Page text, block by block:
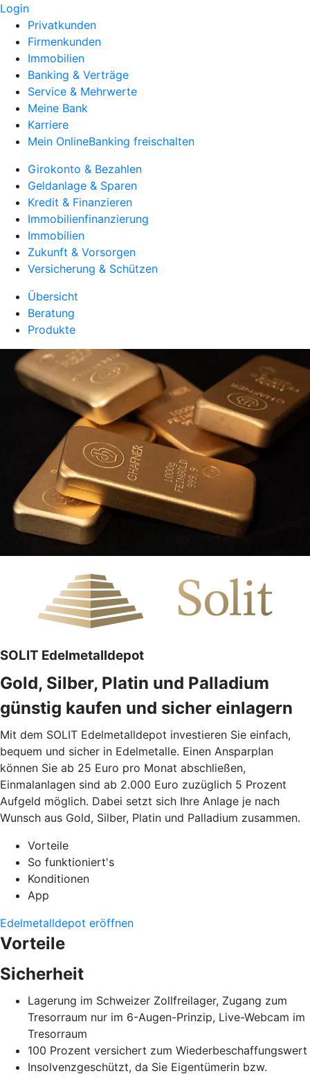
Login
Privatkunden
Firmenkunden
Immobilien
Banking & Verträge
Service & Mehrwerte
Meine Bank
Karriere
Mein OnlineBanking freischalten
Girokonto & Bezahlen
Geldanlage & Sparen
Kredit & Finanzieren
Immobilienfinanzierung
Immobilien
Zukunft & Vorsorgen
Versicherung & Schützen
Übersicht
Beratung
Produkte
SOLIT Edelmetalldepot
Gold, Silber, Platin und Palladium
günstig kaufen und sicher einlagern
Mit dem SOLIT Edelmetalldepot investieren Sie einfach,
bequem und sicher in Edelmetalle. Einen Ansparplan
können Sie ab 25 Euro pro Monat abschließen,
Einmalanlagen sind ab 2.000 Euro zuzüglich 5 Prozent
Aufgeld möglich. Dabei setzt sich Ihre Anlage je nach
Wunsch aus Gold, Silber, Platin und Palladium zusammen.
Vorteile
So funktioniert's
Konditionen
App
Edelmetalldepot eröffnen
Vorteile
Sicherheit
Lagerung im Schweizer Zollfreilager, Zugang zum
Tresorraum nur im 6-Augen-Prinzip, Live-Webcam im
Tresorraum
100 Prozent versichert zum Wiederbeschaffungswert
Insolvenzgeschützt, da Sie Eigentümerin bzw.